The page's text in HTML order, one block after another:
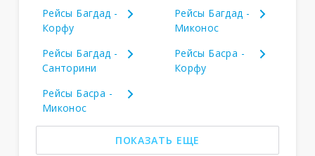
Рейсы Багдад -
Корфу
Рейсы Багдад -
Миконос
Рейсы Багдад -
Санторини
Рейсы Басра -
Корфу
Рейсы Басра -
Миконос
ПОКАЗАТЬ ЕЩЕ